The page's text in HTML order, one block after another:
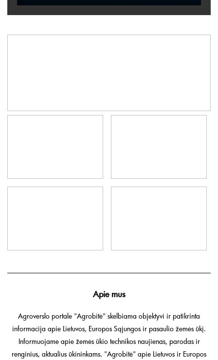
Apie mus
Agroverslo portale "Agrobitė" skelbiama objektyvi ir patikrinta
informacija apie Lietuvos, Europos Sąjungos ir pasaulio žemės ūkį.
Informuojame apie žemės ūkio technikos naujienas, parodas ir
renginius, aktualius ūkininkams. "Agrobitė" apie Lietuvos ir Europos